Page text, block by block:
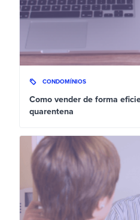
CONDOMÍNIOS
Como vender de forma
quarentena